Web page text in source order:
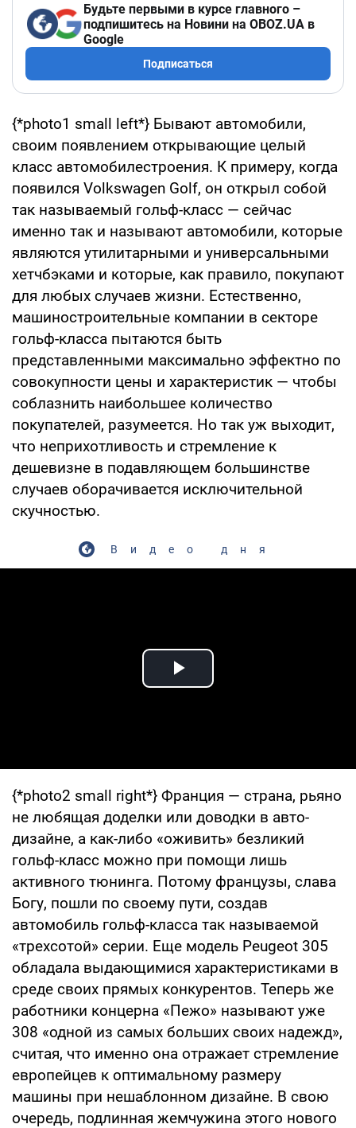
Будьте первыми в курсе главного –
подпишитесь на Новини на OBOZ.UA в
Google
Подписаться
{*photo1 small left*} Бывают автомобили,
своим появлением открывающие целый
класс автомобилестроения. К примеру, когда
появился Volkswagen Golf, он открыл собой
так называемый гольф-класс — сейчас
именно так и называют автомобили, которые
являются утилитарными и универсальными
хетчбэками и которые, как правило, покупают
для любых случаев жизни. Естественно,
машиностроительные компании в секторе
гольф-класса пытаются быть
представленными максимально эффектно по
совокупности цены и характеристик — чтобы
соблазнить наибольшее количество
покупателей, разумеется. Но так уж выходит,
что неприхотливость и стремление к
дешевизне в подавляющем большинстве
случаев оборачивается исключительной
скучностью.
Видео дня
Play Video
{*photo2 small right*} Франция — страна, рьяно
не любящая доделки или доводки в авто-
дизайне, а как-либо «оживить» безликий
гольф-класс можно при помощи лишь
активного тюнинга. Потому французы, слава
Богу, пошли по своему пути, создав
автомобиль гольф-класса так называемой
«трехсотой» серии. Еще модель Peugeot 305
обладала выдающимися характеристиками в
среде своих прямых конкурентов. Теперь же
работники концерна «Пежо» называют уже
308 «одной из самых больших своих надежд»,
считая, что именно она отражает стремление
европейцев к оптимальному размеру
машины при нешаблонном дизайне. В свою
очередь, подлинная жемчужина этого нового